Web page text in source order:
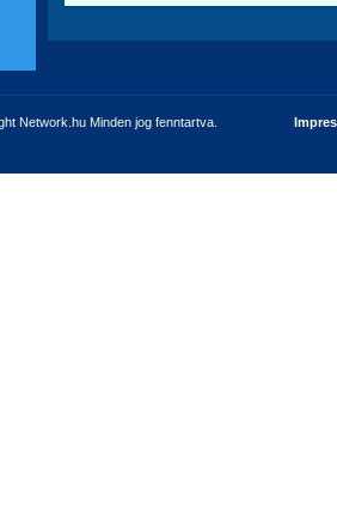
Network.hu Minden jog fenntartva.